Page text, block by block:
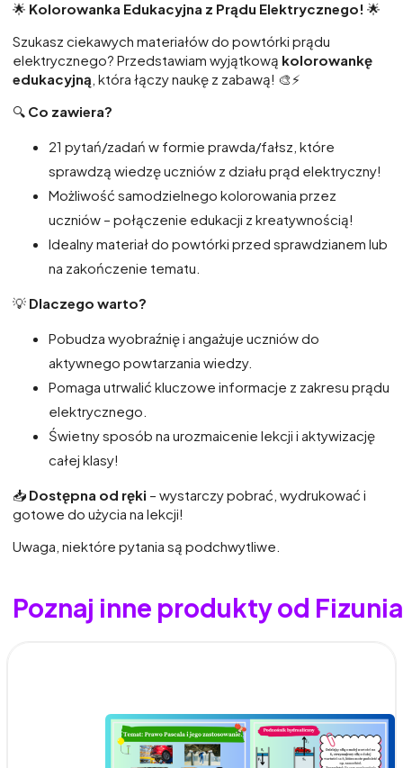
🌟 Kolorowanka Edukacyjna z Prądu Elektrycznego! 🌟
Szukasz ciekawych materiałów do powtórki prądu
elektrycznego? Przedstawiam wyjątkową kolorowankę
edukacyjną , która łączy naukę z zabawą! 🎨⚡️
🔍 Co zawiera?
21 pytań/zadań w formie prawda/fałsz, które
sprawdzą wiedzę uczniów z działu prąd elektryczny!
Możliwość samodzielnego kolorowania przez
uczniów – połączenie edukacji z kreatywnością!
Idealny materiał do powtórki przed sprawdzianem lub
na zakończenie tematu.
💡 Dlaczego warto?
Pobudza wyobraźnię i angażuje uczniów do
aktywnego powtarzania wiedzy.
Pomaga utrwalić kluczowe informacje z zakresu prądu
elektrycznego.
Świetny sposób na urozmaicenie lekcji i aktywizację
całej klasy!
📥 Dostępna od ręki – wystarczy pobrać, wydrukować i
gotowe do użycia na lekcji!
Uwaga, niektóre pytania są podchwytliwe.
Poznaj inne produkty od Fizunia